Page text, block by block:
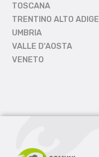
TOSCANA
TRENTINO ALTO ADIGE
UMBRIA
VALLE D'AOSTA
VENETO